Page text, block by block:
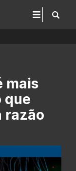
mais
que
razão